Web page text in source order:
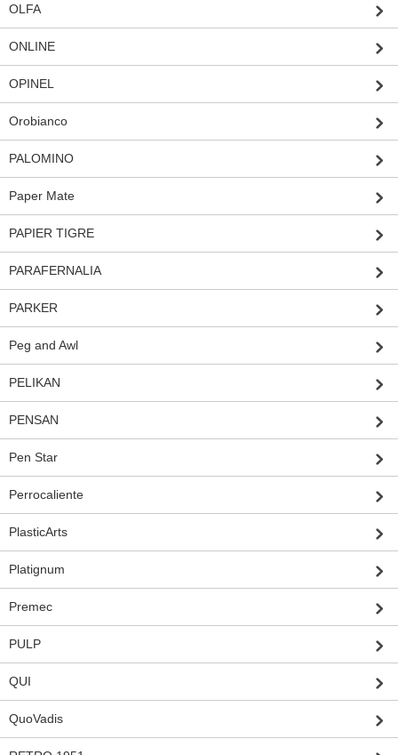
OLFA
ONLINE
OPINEL
Orobianco
PALOMINO
Paper Mate
PAPIER TIGRE
PARAFERNALIA
PARKER
Peg and Awl
PELIKAN
PENSAN
Pen Star
Perrocaliente
PlasticArts
Platignum
Premec
PULP
QUI
QuoVadis